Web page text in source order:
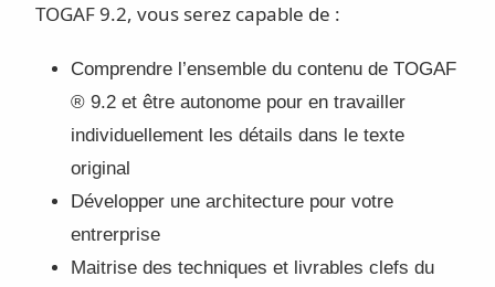
TOGAF 9.2, vous serez capable de :
Comprendre l’ensemble du contenu de TOGAF
® 9.2 et être autonome pour en travailler
individuellement les détails dans le texte
original
Développer une architecture pour votre
entrerprise
Maitrise des techniques et livrables clefs du